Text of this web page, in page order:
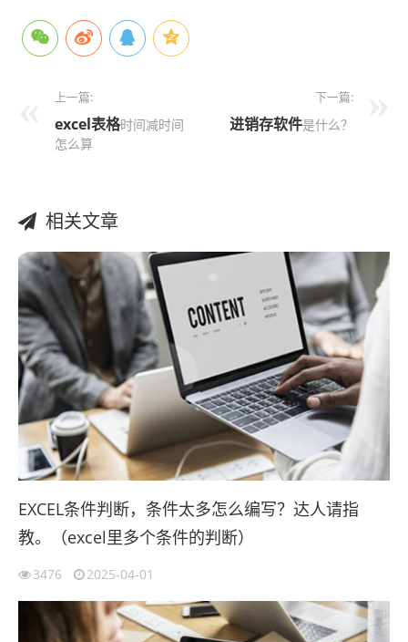
上一篇:
excel表格时间减时间
怎么算
下一篇:
进销存软件是什么？
相关文章
EXCEL条件判断，条件太多怎么编写？达人请指
教。（excel里多个条件的判断）
3476 2025-04-01